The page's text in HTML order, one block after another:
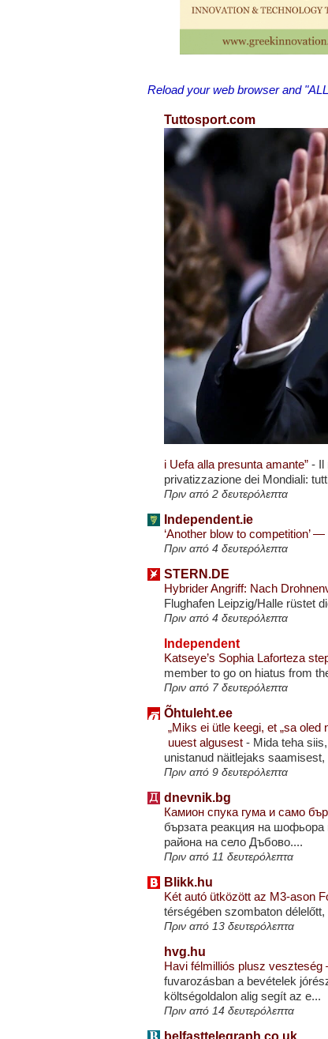
Reload your web browser and
Tuttosport.com
i Uefa alla presunta amante” - Il
privatizzazione dei Mondiali:
Πριν από 2 δευτερόλεπτα
Independent.ie
‘Another blow to competition’
Πριν από 4 δευτερόλεπτα
STERN.DE
Hybrider Angriff: Nach
Flughafen Leipzig/Halle rüstet
Πριν από 4 δευτερόλεπτα
Independent
Katseye’s Sophia Laforteza
member to go on hiatus from
Πριν από 7 δευτερόλεπτα
Õhtuleht.ee
„Miks ei ütle keegi, et „sa
uuest algusest - Mida teha
unistanud näitlejaks saamisest,
Πριν από 9 δευτερόλεπτα
dnevnik.bg
Камион спука гума и само
бързата реакция на
района на село Дъбово....
Πριν από 11 δευτερόλεπτα
Blikk.hu
Két autó ütközött az M3-ason
térségében szombaton
Πριν από 13 δευτερόλεπτα
hvg.hu
Havi félmilliós plusz
fuvarozásban a bevételek
költségoldalon alig segít az e...
Πριν από 14 δευτερόλεπτα